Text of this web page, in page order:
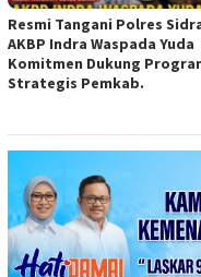
Resmi Tangani Polres
AKBP Indra Waspada Yuda
Komitmen Dukung
Strategis Pemkab.